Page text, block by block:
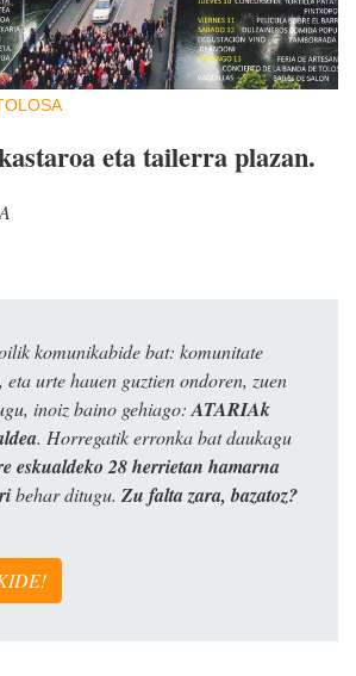
eta tailerra plazan.
komunikabide bat: komunitate
eta urte hauen guztien ondoren, zuen
inoiz baino gehiago: ATARIAk
. Horregatik erronka bat daukagu
eskualdeko 28 herrietan hamarna
behar ditugu. Zu falta zara, bazatoz?